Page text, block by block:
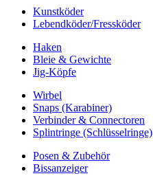
Kunstköder
Lebendköder/Fressköder
Haken
Bleie & Gewichte
Jig-Köpfe
Wirbel
Snaps (Karabiner)
Verbinder & Connectoren
Splintringe (Schlüsselringe)
Posen & Zubehör
Bissanzeiger